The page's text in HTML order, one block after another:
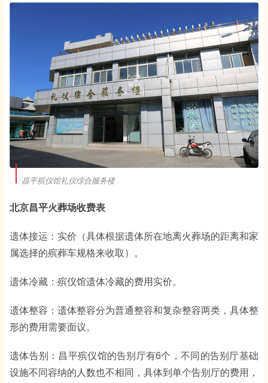
昌平殡仪馆礼仪综合服务楼
北京昌平火葬场收费表
遗体接运：实价（具体根据遗体所在地离火葬场的距离和家
属选择的殡葬车规格来收取）。
遗体冷藏：殡仪馆遗体冷藏的费用实价。
遗体整容：遗体整容分为普通整容和复杂整容两类，具体整
形的费用需要面议。
遗体告别：昌平殡仪馆的告别厅有6个，不同的告别厅基础
设施不同容纳的人数也不相同，具体到单个告别厅的费用，